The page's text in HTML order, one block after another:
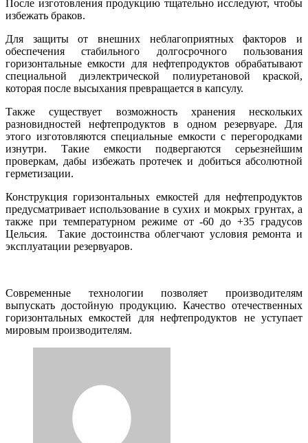
После изготовления продукцию тщательно исследуют, чтобы
избежать браков.
Для защиты от внешних неблагоприятных факторов и
обеспечения стабильного долгосрочного пользования
горизонтальные емкости для нефтепродуктов обрабатывают
специальной диэлектрической полиуретановой краской,
которая после высыхания превращается в капсулу.
Также существует возможность хранения нескольких
разновидностей нефтепродуктов в одном резервуаре. Для
этого изготовляются специальные емкости с перегородками
изнутри. Такие емкости подвергаются серьезнейшим
проверкам, дабы избежать протечек и добиться абсолютной
герметизации.
Конструкция горизонтальных емкостей для нефтепродуктов
предусматривает использование в сухих и мокрых грунтах, а
также при температурном режиме от -60 до +35 градусов
Цельсия. Такие достоинства облегчают условия ремонта и
эксплуатации резервуаров.
Современные технологии позволяет производителям
выпускать достойную продукцию. Качество отечественных
горизонтальных емкостей для нефтепродуктов не уступает
мировым производителям.